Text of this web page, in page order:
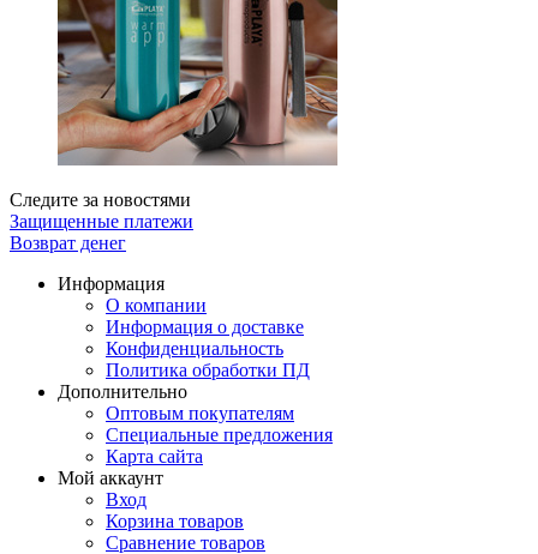
Следите за новостями
Защищенные платежи
Возврат денег
Информация
О компании
Информация о доставке
Конфиденциальность
Политика обработки ПД
Дополнительно
Оптовым покупателям
Специальные предложения
Карта сайта
Мой аккаунт
Вход
Корзина товаров
Сравнение товаров